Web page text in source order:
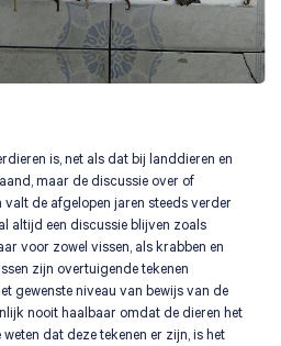
is, net als dat bij landdieren en
maar de discussie over of
de afgelopen jaren steeds verder
altijd een discussie blijven zoals
voor zowel vissen, als krabben en
zijn overtuigende tekenen
gewenste niveau van bewijs van de
nooit haalbaar omdat de dieren het
dat deze tekenen er zijn, is het